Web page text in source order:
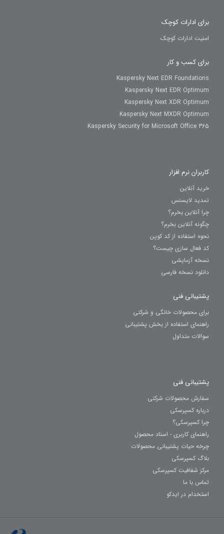
برای ادارات کوچک
امنیت ادارات کوچک
برای کسب و کار
Kaspersky Next EDR Foundations
Kaspersky Next EDR Optimum
Kaspersky Next XDR Optimum
Kaspersky Next MXDR Optimum
Kaspersky Security for Microsoft Office 365
کاربران نرم افزار
خرید آنلاین
تمدید لایسنس
چرا آنلاین بخرم؟
چگونه آنلاین بخرم؟
نحوه استفاده از کد کوپن
کد فعال سازی چیست؟
نسخه آزمایشی
دانلود نسخه فارسی
پشتیبانی فنی
برای محصولات خانگی و شرکتی
راهنمای استفاده از بخش پشتیبانی
سوالات متداول
پشتیبانی فنی
سفارش محصولات شرکتی
درباره کسپرسکی
چرا کسپرسکی؟
راهنمای کاربری - اسناد محصول
چرخه حیات پشتیبانی محصولات
بلاگ کسپرسکی
مرکز شفافیت کسپرسکی
تماس با ما
استخدام در ایدکو